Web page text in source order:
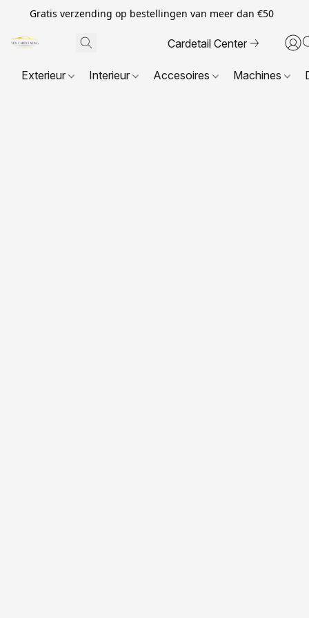
Gratis verzending op bestellingen van meer dan €50
Cardetail Center
Exterieur Interieur Accesoires Machines